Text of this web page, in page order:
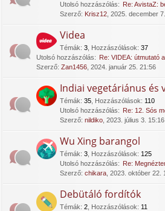
Utolsó hozzászólás: Re: AvistaZ:
Szerző: Krisz12 , 2025. december
Videa
Témák: 3 Hozzászólások: 37
Utolsó hozzászólás: Re: VIDEA: útmutató
Szerző: Zan1456 , 2024. január 25. 21:56
Indiai vegetáriánus és
Témák: 35 Hozzászólások: 110
Utolsó hozzászólás: Re: 12. Sós
Szerző: nildiko , 2023. július 3. 15:16
Wu Xing barangol
Témák: 3 Hozzászólások: 125
Utolsó hozzászólás: Re:
Szerző: chikara , 2023. október 22.
Debütáló fordítók
Témák: 2 Hozzászólások: 11